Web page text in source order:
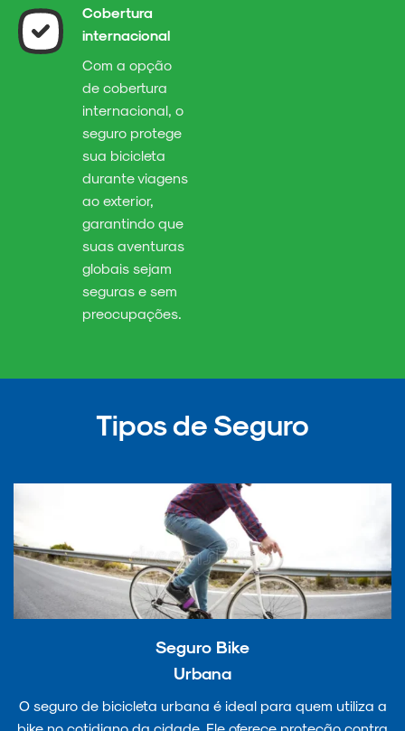
Cobertura
internacional
Com a opção
de cobertura
internacional, o
seguro protege
sua bicicleta
durante viagens
ao exterior,
garantindo que
suas aventuras
globais sejam
seguras e sem
preocupações.
Tipos de Seguro
Seguro Bike
Urbana
O seguro de bicicleta urbana é ideal para quem utiliza a